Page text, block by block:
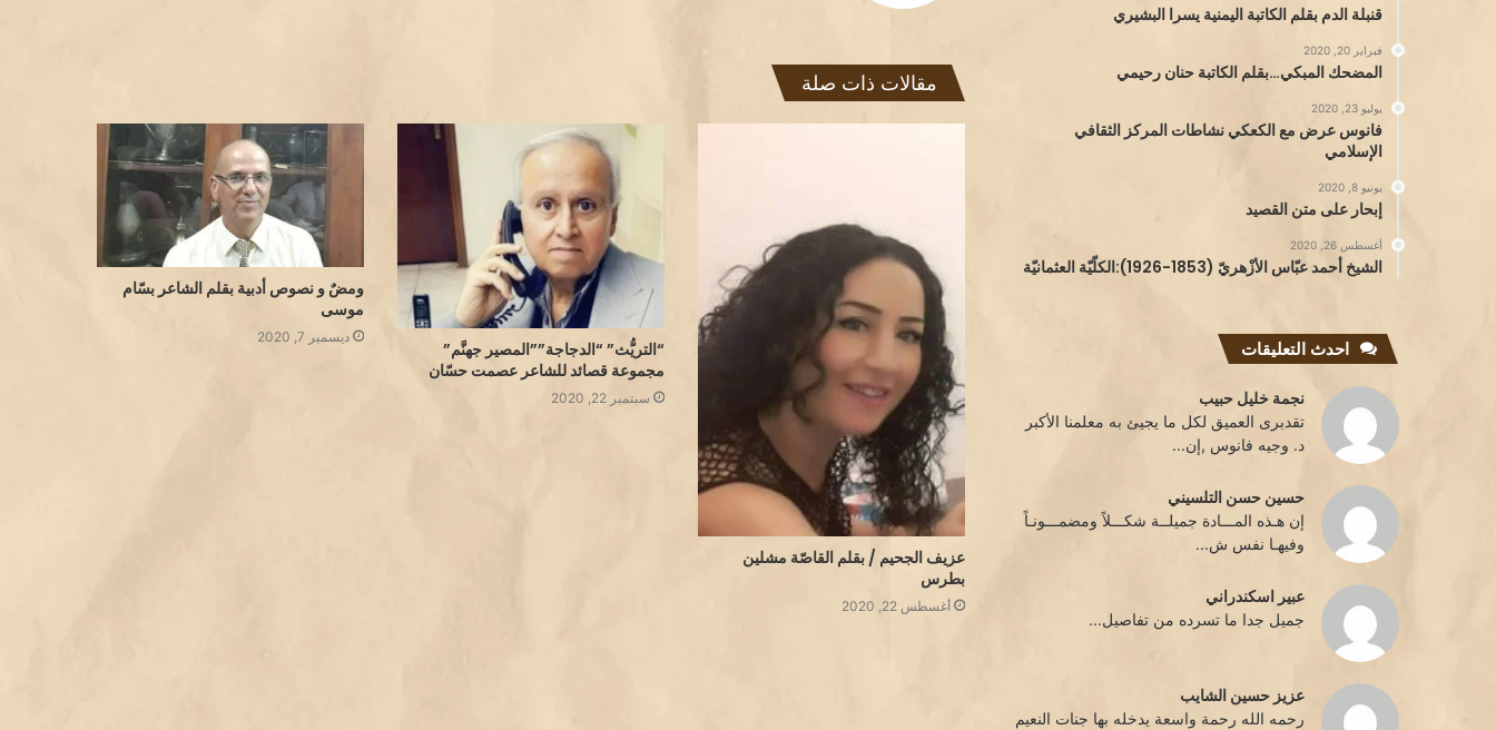
مقالات ذات صلة
عزيف الجحيم / بقلم القاصّة مشلين
بطرس
أغسطس 22, 2020
“التريُّث” “الدجاجة””المصير جهنَّم”
مجموعة قصائد للشاعر عصمت حسّان
سبتمبر 22, 2020
ومضٌ و نصوص أدبية بقلم الشاعر بسّام
موسى
ديسمبر 7, 2020
قنبلة الدم بقلم الكاتبة اليمنية يسرا البشيري
فبراير 20, 2020
المضحك المبكي…بقلم الكاتبة حنان رحيمي
يوليو 23, 2020
فانوس عرض مع الكعكي نشاطات المركز الثقافي
الإسلامي
يونيو 8, 2020
إبحار على متن القصيد
أغسطس 26, 2020
الشيخ أحمد عبّاس الأزْهريّ (1853-1926):الكلّيّة العثمانيّة
احدث التعليقات
نجمة خليل حبيب
تقدبرى العميق لكل ما يجيئ به معلمنا الأكبر
د. وجيه فانوس ,إن...
حسين حسن التلسيني
إن هـذه المـــادة جميلــة شكـــلاً ومضمـــونـاً
وفيهـا نفس ش...
عبير اسكندراني
جميل جدا ما تسرده من تفاصيل...
عزيز حسين الشايب
رحمه الله رحمة واسعة يدخله بها جنات النعيم